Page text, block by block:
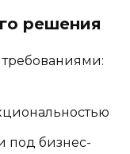
решения
под бизнес-